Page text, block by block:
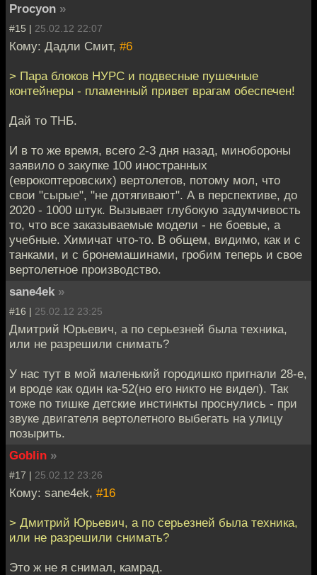
Procyon »
#15 | 25.02.12 22:07
Кому: Дадли Смит, #6
> Пара блоков НУРС и подвесные пушечные
контейнеры - пламенный привет врагам обеспечен!
Дай то ТНБ.
И в то же время, всего 2-3 дня назад, минобороны
заявило о закупке 100 иностранных
(еврокоптеровских) вертолетов, потому мол, что
свои "сырые", "не дотягивают". А в перспективе, до
2020 - 1000 штук. Вызывает глубокую задумчивость
то, что все заказываемые модели - не боевые, а
учебные. Химичат что-то. В общем, видимо, как и с
танками, и с бронемашинами, гробим теперь и свое
вертолетное производство.
sane4ek »
#16 | 25.02.12 23:25
Дмитрий Юрьевич, а по серьезней была техника,
или не разрешили снимать?
У нас тут в мой маленький городишко пригнали 28-е,
и вроде как один ка-52(но его никто не видел). Так
тоже по тишке детские инстинкты проснулись - при
звуке двигателя вертолетного выбегать на улицу
позырить.
Goblin »
#17 | 25.02.12 23:26
Кому: sane4ek, #16
> Дмитрий Юрьевич, а по серьезней была техника,
или не разрешили снимать?
Это ж не я снимал, камрад.